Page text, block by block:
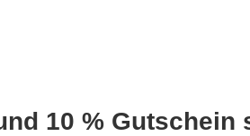
10 % Gutschein